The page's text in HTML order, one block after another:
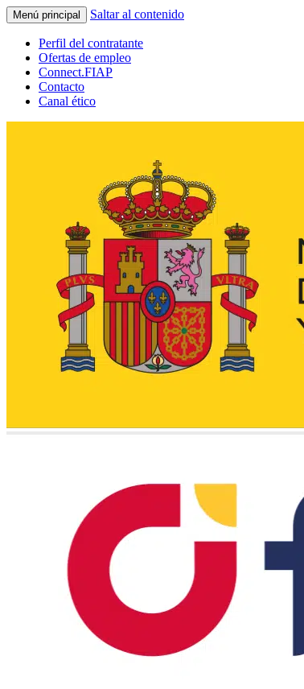
Menú principal Saltar al contenido
Perfil del contratante
Ofertas de empleo
Connect.FIAP
Contacto
Canal ético